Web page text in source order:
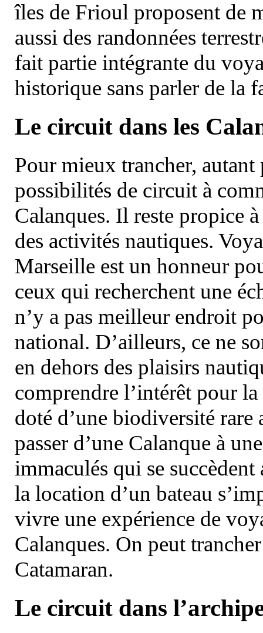
îles de Frioul proposent de
aussi des randonnées
fait partie intégrante du
historique sans parler de la
Le circuit dans les
Pour mieux trancher, autant
possibilités de circuit à
Calanques. Il reste propice
des activités nautiques.
Marseille est un honneur
ceux qui recherchent une
n’y a pas meilleur endroit
national. D’ailleurs, ce ne
en dehors des plaisirs
comprendre l’intérêt pour
doté d’une biodiversité
passer d’une Calanque à
immaculés qui se
la location d’un bateau
vivre une expérience de
Calanques. On peut
Catamaran.
Le circuit dans